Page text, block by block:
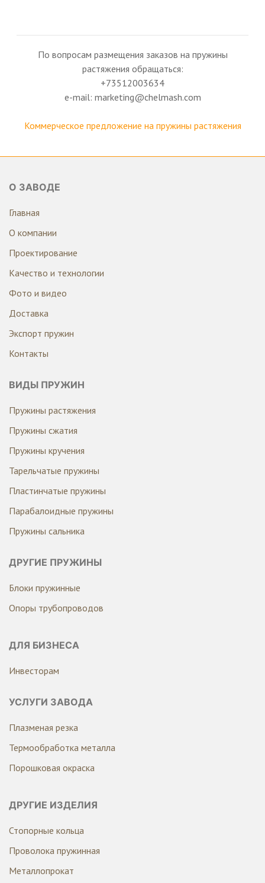
По вопросам размещения заказов на пружины
растяжения обращаться:
+73512003634
e-mail: marketing@chelmash.com
Коммерческое предложение на пружины растяжения
О ЗАВОДЕ
Главная
О компании
Проектирование
Качество и технологии
Фото и видео
Доставка
Экспорт пружин
Контакты
ВИДЫ ПРУЖИН
Пружины растяжения
Пружины сжатия
Пружины кручения
Тарельчатые пружины
Пластинчатые пружины
Парабалоидные пружины
Пружины сальника
ДРУГИЕ ПРУЖИНЫ
Блоки пружинные
Опоры трубопроводов
ДЛЯ БИЗНЕСА
Инвесторам
УСЛУГИ ЗАВОДА
Плазменая резка
Термообработка металла
Порошковая окраска
ДРУГИЕ ИЗДЕЛИЯ
Стопорные кольца
Проволока пружинная
Металлопрокат